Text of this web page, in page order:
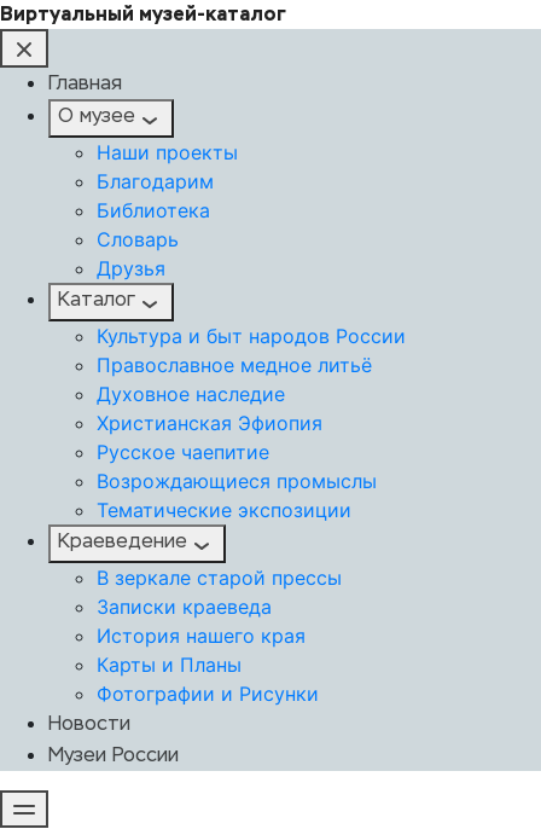
Виртуальный музей-каталог
Главная
О музее
Наши проекты
Благодарим
Библиотека
Словарь
Друзья
Каталог
Культура и быт народов России
Православное медное литьё
Духовное наследие
Христианская Эфиопия
Русское чаепитие
Возрождающиеся промыслы
Тематические экспозиции
Краеведение
В зеркале старой прессы
Записки краеведа
История нашего края
Карты и Планы
Фотографии и Рисунки
Новости
Музеи России